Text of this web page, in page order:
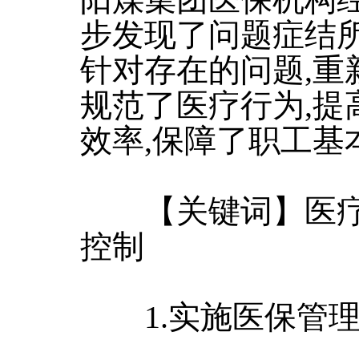
步发现了问题症结
针对存在的问题,重
规范了医疗行为,提
效率,保障了职工基
【关键词】医疗
控制
1.实施医保管理